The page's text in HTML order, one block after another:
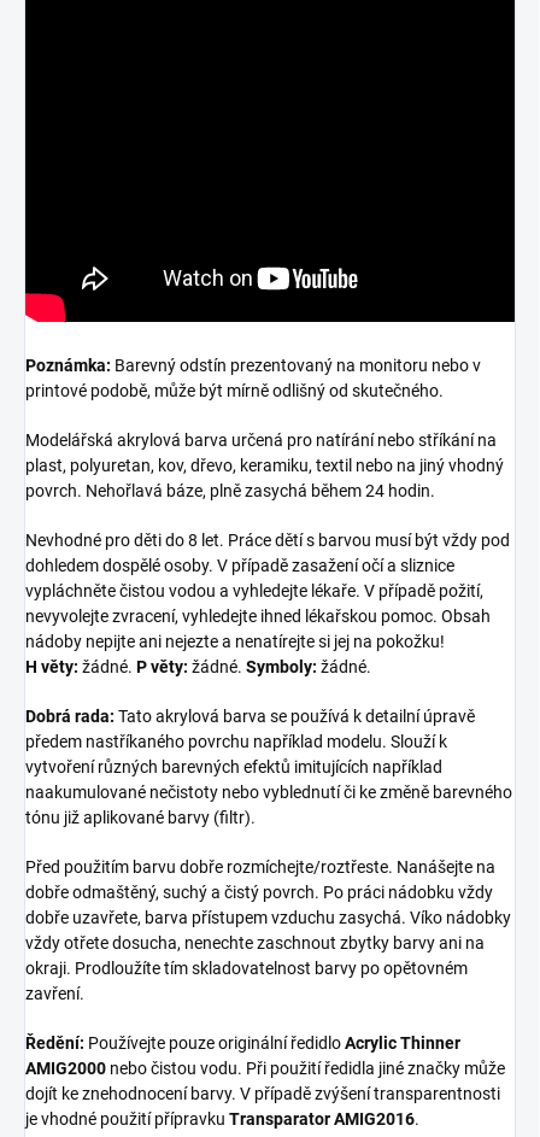
Poznámka: Barevný odstín prezentovaný na monitoru nebo v
printové podobě, může být mírně odlišný od skutečného.
Modelářská akrylová barva určená pro natírání nebo stříkání na
plast, polyuretan, kov, dřevo, keramiku, textil nebo na jiný vhodný
povrch. Nehořlavá báze, plně zasychá během 24 hodin.
Nevhodné pro děti do 8 let. Práce dětí s barvou musí být vždy pod
dohledem dospělé osoby. V případě zasažení očí a sliznice
vypláchněte čistou vodou a vyhledejte lékaře. V případě požití,
nevyvolejte zvracení, vyhledejte ihned lékařskou pomoc. Obsah
nádoby nepijte ani nejezte a nenatírejte si jej na pokožku!
H věty: žádné. P věty: žádné. Symboly: žádné.
Dobrá rada: Tato akrylová barva se používá k detailní úpravě
předem nastříkaného povrchu například modelu. Slouží k
vytvoření různých barevných efektů imitujících například
naakumulované nečistoty nebo vyblednutí či ke změně barevného
tónu již aplikované barvy (filtr).
Před použitím barvu dobře rozmíchejte/roztřeste. Nanášejte na
dobře odmaštěný, suchý a čistý povrch. Po práci nádobku vždy
dobře uzavřete, barva přístupem vzduchu zasychá. Víko nádobky
vždy otřete dosucha, nenechte zaschnout zbytky barvy ani na
okraji. Prodloužíte tím skladovatelnost barvy po opětovném
zavření.
Ředění: Používejte pouze originální ředidloAcrylic Thinner
AMIG2000 nebo čistou vodu. Při použití ředidla jiné značky může
dojít ke znehodnocení barvy. V případě zvýšení transparentnosti
je vhodné použití přípravku Transparator AMIG2016.